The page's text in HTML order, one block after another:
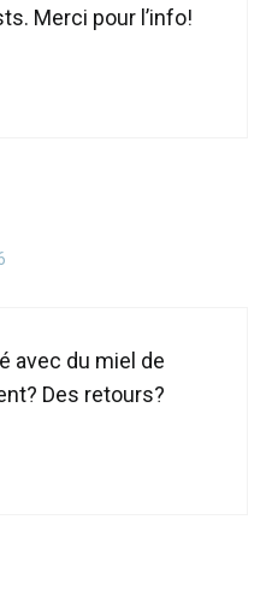
Merci pour l’info!
avec du miel de
Des retours?